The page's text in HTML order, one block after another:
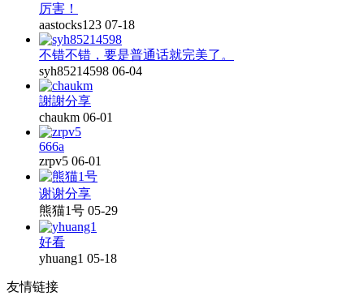
厉害！
aastocks123 07-18
不错不错，要是普通话就完美了。
syh85214598 06-04
謝謝分享
chaukm 06-01
666a
zrpv5 06-01
谢谢分享
熊猫1号 05-29
好看
yhuang1 05-18
友情链接